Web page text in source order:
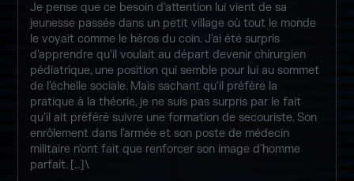
Je pense que ce besoin d'attention lui vient de sa
jeunesse passée dans un petit village où tout le monde
le voyait comme le héros du coin. J'ai été surpris
d'apprendre qu'il voulait au départ devenir chirurgien
pédiatrique, une position qui semble pour lui au sommet
de l'échelle sociale. Mais sachant qu'il préfère la
pratique à la théorie, je ne suis pas surpris par le fait
qu'il ait préféré suivre une formation de secouriste. Son
enrôlement dans l'armée et son poste de médecin
militaire n'ont fait que renforcer son image d'homme
parfait. […]\